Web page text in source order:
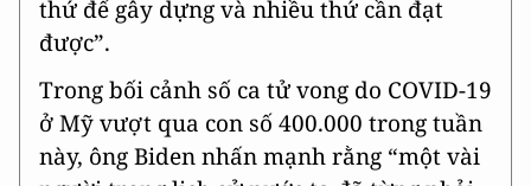
thứ để gây dựng và nhiều thứ cần đạt
được”.
Trong bối cảnh số ca tử vong do COVID-19
ở Mỹ vượt qua con số 400.000 trong tuần
này, ông Biden nhấn mạnh rằng “một vài